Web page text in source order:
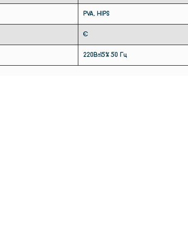
PVA, HIPS
Є
220B±15% 50 Гц